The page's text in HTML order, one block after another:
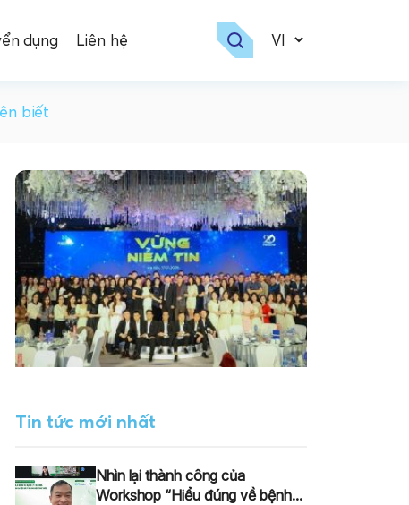
dụng Liên hệ
biết
Tin tức mới nhất
Nhìn lại thành công của
Workshop “Hiểu đúng về bệnh...